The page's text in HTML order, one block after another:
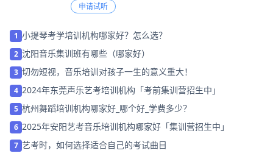
申请试听
1 小提琴考学培训机构哪家好？怎么选？
2 沈阳音乐集训班有哪些（哪家好）
3 切勿短视，音乐培训对孩子一生的意义重大！
4 2024年东莞声乐艺考培训机构「考前集训营招生中」
5 杭州舞蹈培训机构哪家好_哪个好_学费多少？
6 2025年安阳艺考音乐培训机构哪家好「集训营招生中」
7 艺考时，如何选择适合自己的考试曲目